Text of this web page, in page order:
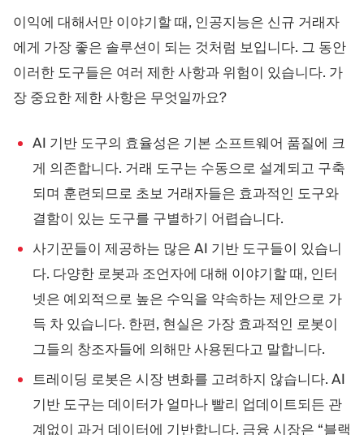
이익에 대해서만 이야기할 때, 인공지능은 신규 거래자
에게 가장 좋은 솔루션이 되는 것처럼 보입니다. 그 동안
이러한 도구들은 여러 제한 사항과 위험이 있습니다. 가
장 중요한 제한 사항은 무엇일까요?
AI 기반 도구의 효율성은 기본 소프트웨어 품질에 크
게 의존합니다. 거래 도구는 수동으로 설계되고 구축
되며 훈련되므로 초보 거래자들은 효과적인 도구와
결함이 있는 도구를 구별하기 어렵습니다.
사기꾼들이 제공하는 많은 AI 기반 도구들이 있습니
다. 다양한 로봇과 조언자에 대해 이야기할 때, 인터
넷은 예외적으로 높은 수익을 약속하는 제안으로 가
득 차 있습니다. 한편, 현실은 가장 효과적인 로봇이
그들의 창조자들에 의해만 사용된다고 말합니다.
트레이딩 로봇은 시장 변화를 고려하지 않습니다. AI
기반 도구는 데이터가 얼마나 빨리 업데이트되든 관
계없이 과거 데이터에 기반합니다. 금융 시장은 “블랙